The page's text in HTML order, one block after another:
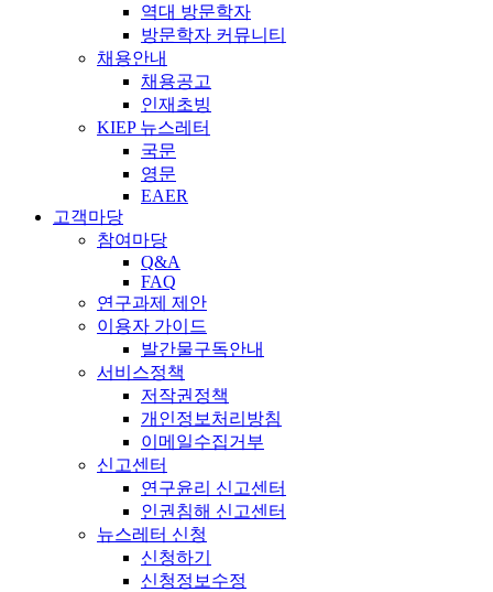
역대 방문학자
방문학자 커뮤니티
채용안내
채용공고
인재초빙
KIEP 뉴스레터
국문
영문
EAER
고객마당
참여마당
Q&A
FAQ
연구과제 제안
이용자 가이드
발간물구독안내
서비스정책
저작권정책
개인정보처리방침
이메일수집거부
신고센터
연구윤리 신고센터
인권침해 신고센터
뉴스레터 신청
신청하기
신청정보수정